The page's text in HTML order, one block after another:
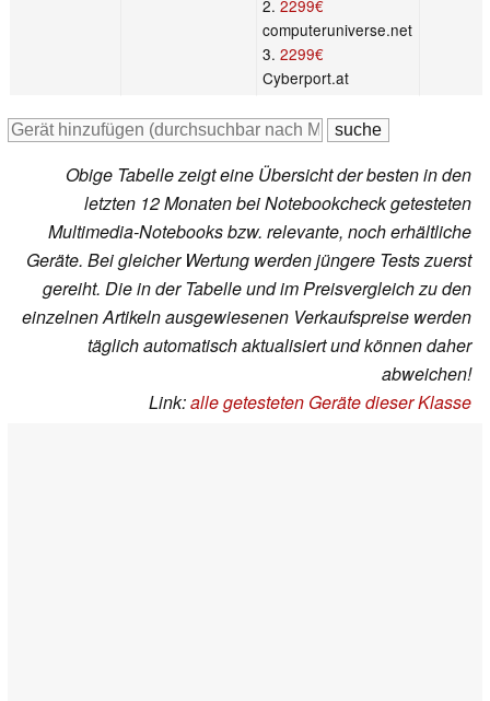
2.2299€
computeruniverse.net
3.2299€
Cyberport.at
Obige Tabelle zeigt eine Übersicht der besten in den
letzten 12 Monaten bei Notebookcheck getesteten
Multimedia-Notebooksbzw. relevante, noch erhältliche
Geräte. Bei gleicher Wertung werden jüngere Tests zuerst
gereiht. Die in der Tabelle und im Preisvergleich zu den
einzelnen Artikeln ausgewiesenen Verkaufspreise werden
täglich automatisch aktualisiert und können daher
abweichen!
Link:alle getesteten Geräte dieser Klasse